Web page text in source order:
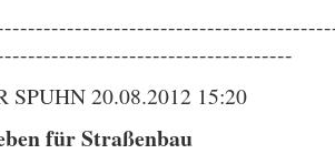
SPUHN 20.08.2012 15:20
für Straßenbau